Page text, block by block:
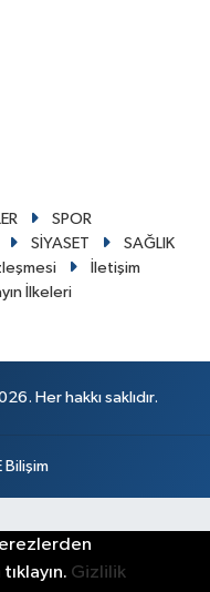
SPOR
SİYASET
SAĞLIK
İletişim
İlkeleri
Her hakkı saklıdır.
Bilişim
Gizlilik